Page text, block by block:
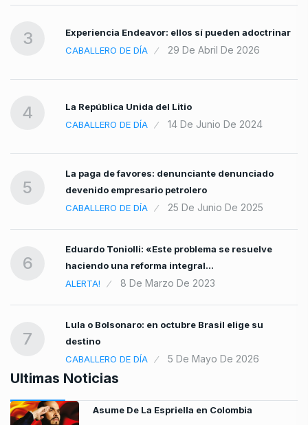
3
Experiencia Endeavor: ellos sí pueden adoctrinar
CABALLERO DE DÍA
29 De Abril De 2026
4
La República Unida del Litio
CABALLERO DE DÍA
14 De Junio De 2024
5
La paga de favores: denunciante denunciado
devenido empresario petrolero
CABALLERO DE DÍA
25 De Junio De 2025
6
Eduardo Toniolli: «Este problema se resuelve
haciendo una reforma integral…
ALERTA!
8 De Marzo De 2023
7
Lula o Bolsonaro: en octubre Brasil elige su
destino
CABALLERO DE DÍA
5 De Mayo De 2026
Ultimas Noticias
Asume De La Espriella en Colombia